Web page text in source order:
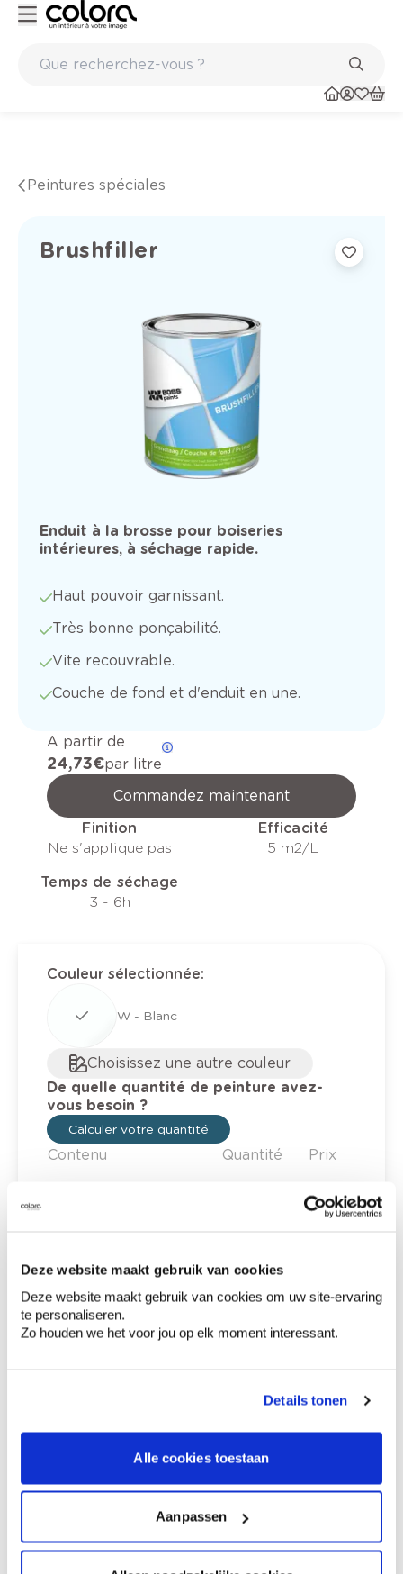
Deze website maakt gebruik van cookies
Deze website maakt gebruik van cookies om uw site-ervaring
te personaliseren.
Zo houden we het voor jou op elk moment interessant.
Details tonen
Alle cookies toestaan
Aanpassen
Peintures spéciales
Brushfiller
Enduit à la brosse pour boiseries
intérieures, à séchage rapide.
Haut pouvoir garnissant.
Très bonne ponçabilité.
Vite recouvrable.
Couche de fond et d'enduit en une.
A partir de
24,73 €par litre
Commandez maintenant
Finition
Ne s'applique pas
Efficacité
5 m2/L
Temps de séchage
3 - 6h
Couleur sélectionnée:
W - Blanc
Choisissez une autre couleur
De quelle quantité de peinture avez-
vous besoin ?
Calculer votre quantité
Contenu Quantité Prix
10,85 €
bon pour 1 couche de 5 m²
2,5 l
bon pour 1 couche de 12.5 m² 61,82 €
Prix total 0,00 €
Ajouter au panier
Options de livraison
Livraison à domicile
jours ouvrables.